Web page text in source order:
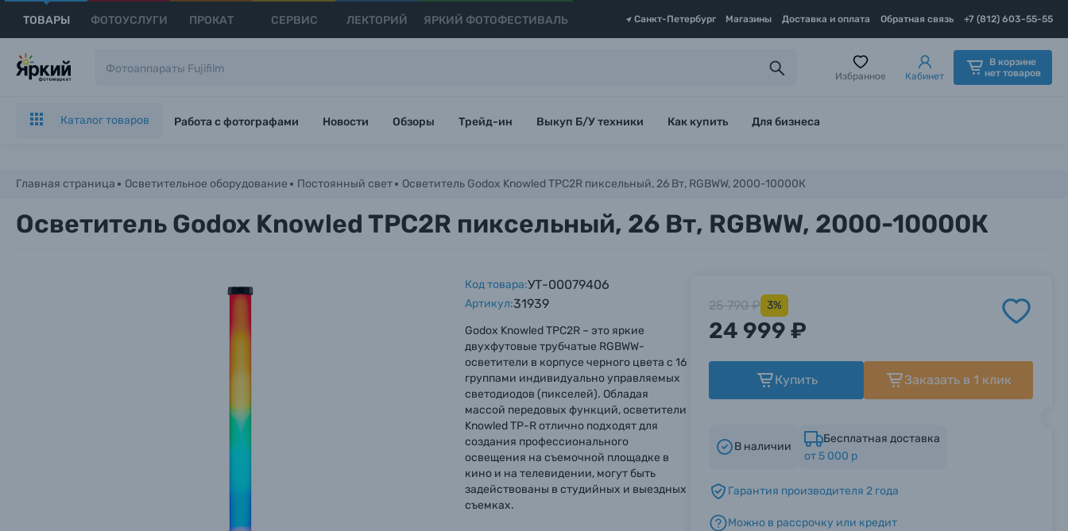
ТОВАРЫ ФОТОУСЛУГИ ПРОКАТ СЕРВИС ЛЕКТОРИЙ ЯРКИЙ ФОТОФЕСТИВАЛЬ Санкт-Петербург Магазины Доставка и оплата Обратная связь +7 (812) 603-55-55
Избранное Кабинет
В корзине
нет товаров
Каталог товаров Работа с фотографами Новости Обзоры Трейд-ин Выкуп Б/У техники Как купить Для бизнеса
Главная страница Осветительное оборудование Постоянный свет Осветитель Godox Knowled TPC2R пиксельный, 26 Вт, RGBWW, 2000-10000К
Осветитель Godox Knowled TPC2R пиксельный, 26 Вт, RGBWW, 2000-10000К
Код товара:УТ-00079406
Артикул:31939
Godox Knowled TPC2R – это яркие
двухфутовые трубчатые RGBWW-
осветители в корпусе черного цвета c 16
группами индивидуально управляемых
светодиодов (пикселей). Обладая
массой передовых функций, осветители
Knowled TP-R отлично подходят для
создания профессионального
освещения на съемочной площадке в
кино и на телевидении, могут быть
задействованы в студийных и выездных
съемках.
25 790 ₽ 3%
24 999 ₽
Купить Заказать в 1 клик
В наличии
Бесплатная доставка
от 5 000 р
Гарантия производителя 2 года
Можно в рассрочку или кредит